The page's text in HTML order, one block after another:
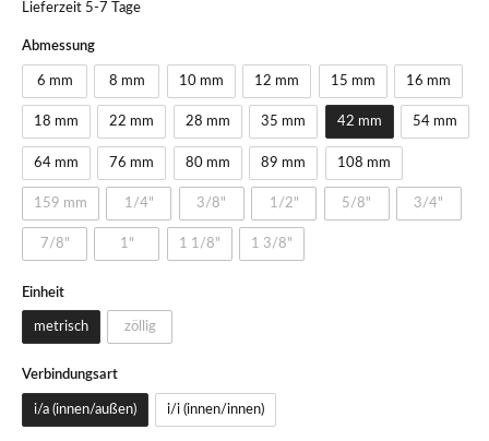
Lieferzeit 5-7 Tage
Abmessung
6 mm 8 mm 10 mm 12 mm 15 mm 16 mm
18 mm 22 mm 28 mm 35 mm 42 mm 54 mm
64 mm 76 mm 80 mm 89 mm 108 mm
159 mm 1/4" 3/8" 1/2" 5/8" 3/4"
7/8" 1" 1 1/8" 1 3/8"
Einheit
metrisch zöllig
Verbindungsart
i/a (innen/außen) i/i (innen/innen)